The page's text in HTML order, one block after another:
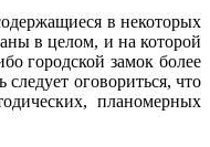
в некоторых
в целом, и на которой
городской замок более
оговориться, что
планомерных